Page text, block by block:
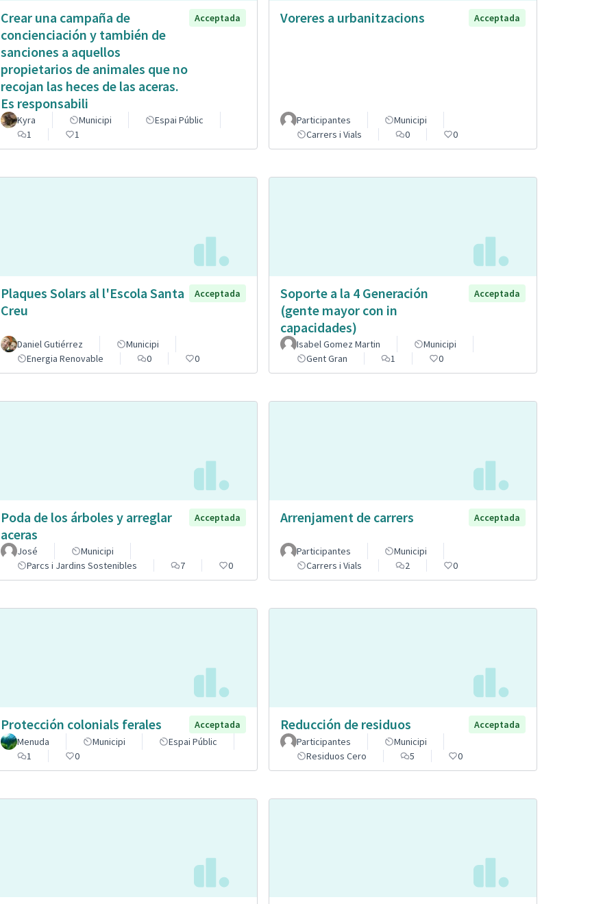
Crear una campaña de
concienciación y también de
sanciones a aquellos
propietarios de animales que no
recojan las heces de las aceras.
Es responsabili
Acceptada
Kyra Municipi
Espai Públic
1
1
Voreres a urbanitzacions Acceptada
Participantes
Municipi
Carrers i Vials
0 0
Plaques Solars al l'Escola Santa
Creu
Acceptada
Daniel Gutiérrez
Municipi
Energia Renovable
0 0
Soporte a la 4 Generación
(gente mayor con in
capacidades)
Acceptada
Isabel Gomez Martin
Municipi
Gent Gran
1 0
Poda de los árboles y arreglar
aceras
Acceptada
José
Municipi
Parcs i Jardins Sostenibles
7 0
Arrenjament de carrers Acceptada
Participantes
Municipi
Carrers i Vials
2 0
Protección colonials ferales
Acceptada
Menuda
Municipi
Espai Públic
1
0
Reducción de residuos
Acceptada
Participantes
Municipi
Residuos Cero
5 0